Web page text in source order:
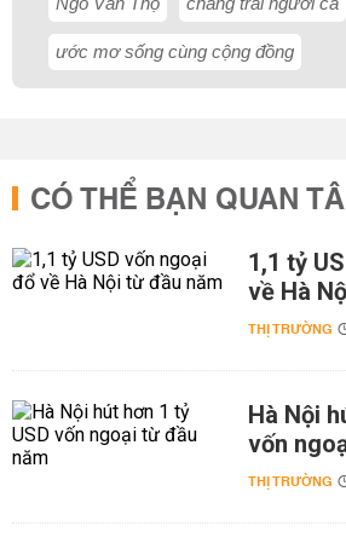
ước mơ sống cùng cộng đồng
CÓ THỂ BẠN QUAN
1,1 tỷ
về Hà
THỊ TRƯỜNG
Hà Nội
vốn
THỊ TRƯỜNG